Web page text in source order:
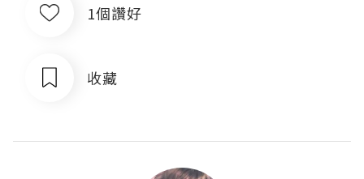
1個讚好
收藏